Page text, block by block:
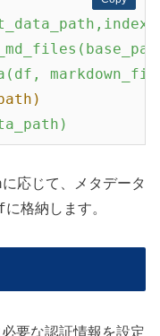
に応じて、メタデータ
に格納します。
要な認証情報を設定